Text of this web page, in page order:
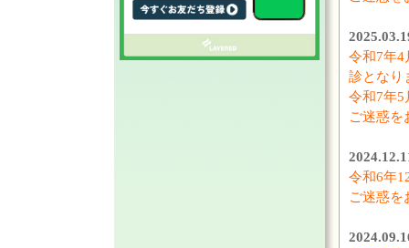
令和7年4
診となり
令和7年5
ご迷惑を
令和6年
ご迷惑を